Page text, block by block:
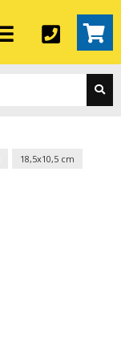
18,5x10,5 cm